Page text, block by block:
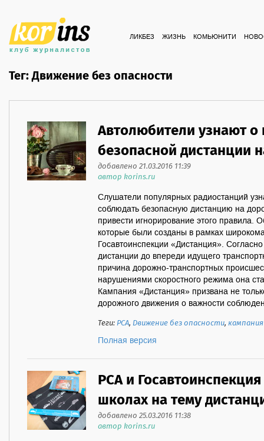
ЛИКБЕЗ ЖИЗНЬ КОМЬЮНИТИ
Тег: Движение без опасности
Автолюбители узнают о
безопасной дистанции
добавлено 21.03.2016 11:39
автор korins.ru
Слушатели популярных радиостанций
соблюдать безопасную дистанцию на
привести игнорирование этого правила.
которые были созданы в рамках
Госавтоинспекции «Дистанция».
дистанции до впереди идущего
причина дорожно-транспортных
нарушениями скоростного режима она
Кампания «Дистанция» призвана не
дорожного движения о важности
Теги:РСА, Движение без опасности,
Полная версия
РСА и
школах на тему
добавлено 25.03.2016 11:38
автор korins.ru